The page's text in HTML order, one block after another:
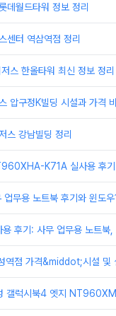
데월드타워 정보 정리
센터 역삼역점 정리
스 한올타워 최신 정보 정리
압구정K빌딩 시설과 가격
스 강남빌딩 정리
K71A 실사용 후기
무용 노트북 후기와 윈도우
후기: 사무 업무용 노트북,
역점 가격&middot;시설 및
갤럭시북4 엣지